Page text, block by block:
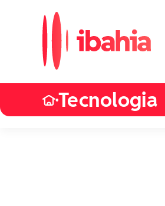
•Tecnologia